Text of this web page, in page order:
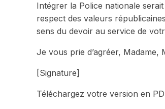
Intégrer la Police nationale
respect des valeurs
sens du devoir au service de
Je vous prie d’agréer, Madame,
[Signature]
Téléchargez votre version en